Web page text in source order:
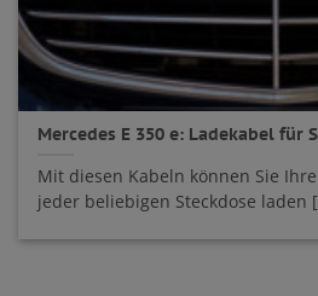
Mercedes E 350 e: Ladekabel für
Mit diesen Kabeln können Sie
jeder beliebigen Steckdose laden